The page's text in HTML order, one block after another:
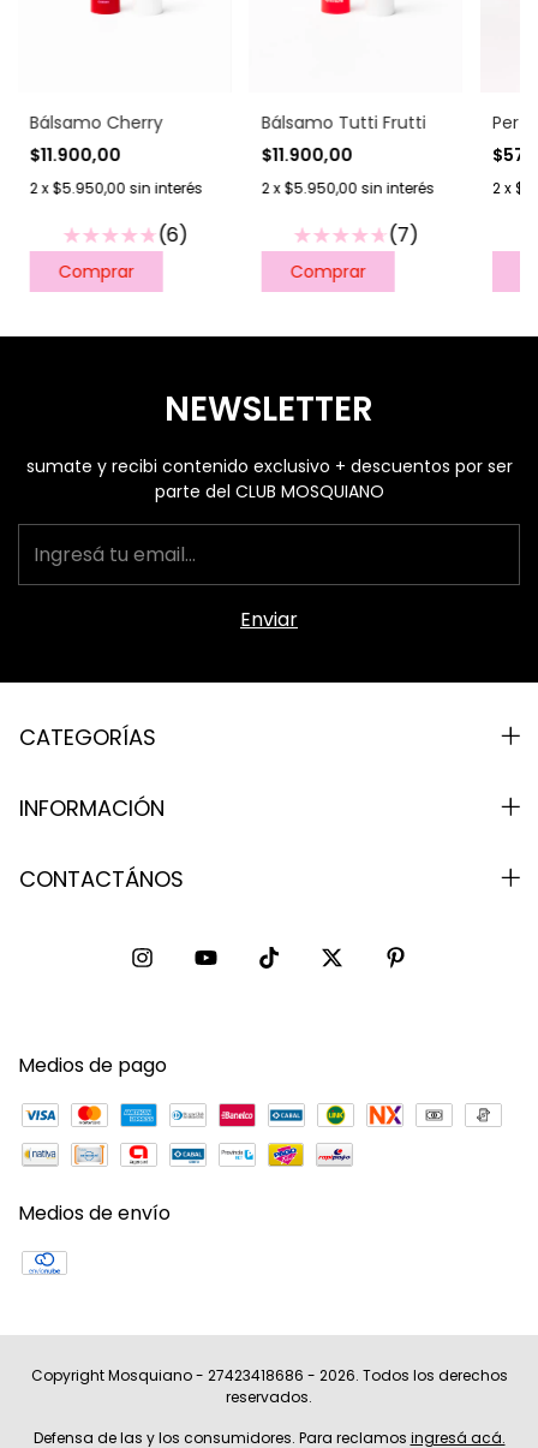
Bálsamo Cherry
$11.900,00
2x$5.950,00 sin interés
(6)
Bálsamo Tutti Frutti
$11.900,00
2x$5.950,00 sin interés
(7)
2x
NEWSLETTER
sumate y recibi contenido exclusivo + descuentos por ser
parte del CLUB MOSQUIANO
CATEGORÍAS
INFORMACIÓN
CONTACTÁNOS
Medios de pago
Medios de envío
Copyright Mosquiano - 27423418686 - 2026. Todos los derechos
reservados.
Defensa de las y los consumidores. Para reclamos ingresá acá.